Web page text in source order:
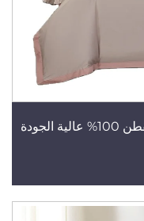
مجموعة أغطية سرير مصنوعة من القطن 100% عالية الجودة